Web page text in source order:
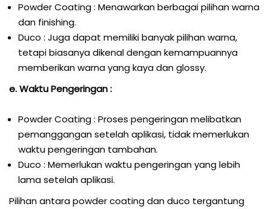
Powder Coating : Menawarkan berbagai pilihan warna
dan finishing.
Duco : Juga dapat memiliki banyak pilihan warna,
tetapi biasanya dikenal dengan kemampuannya
memberikan warna yang kaya dan glossy.
e. Waktu Pengeringan :
Powder Coating : Proses pengeringan melibatkan
pemanggangan setelah aplikasi, tidak memerlukan
waktu pengeringan tambahan.
Duco : Memerlukan waktu pengeringan yang lebih
lama setelah aplikasi.
Pilihan antara powder coating dan duco tergantung